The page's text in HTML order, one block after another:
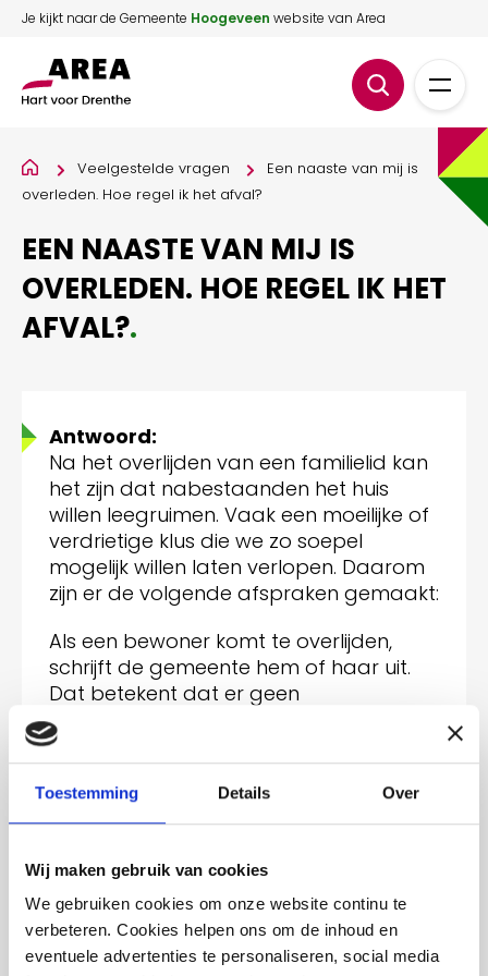
Toestemming Details Over
Wij maken gebruik van cookies
We gebruiken cookies om onze website continu te
verbeteren. Cookies helpen ons om de inhoud en
eventuele advertenties te personaliseren, social media
Je kijkt naar de Gemeente Hoogeveen website van Area
Veelgestelde vragen
Een naaste van mij is
overleden. Hoe regel ik het afval?
EEN NAASTE VAN MIJ IS
OVERLEDEN. HOE REGEL IK HET
AFVAL?.
Antwoord:
Na het overlijden van een familielid kan
het zijn dat nabestaanden het huis
willen leegruimen. Vaak een moeilijke of
verdrietige klus die we zo soepel
mogelijk willen laten verlopen. Daarom
zijn er de volgende afspraken gemaakt:
Als een bewoner komt te overlijden,
schrijft de gemeente hem of haar uit.
Dat betekent dat er geen
afvalstoffenheffing meer betaald
wordt. Daarom blokkeert Area na 30
dagen automatisch de milieupas en
eventuele afvalcontainers die bij het
huis horen.
Wat betekent dit voor de
nabestaanden?
Na een overlijden toch nog afval kwijt
willen? Tot 30 dagen na aangifte van